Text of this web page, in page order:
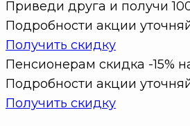
Приведи друга и получи
Подробности акции
Получить скидку
Пенсионерам скидка -15%
Подробности акции
Получить скидку